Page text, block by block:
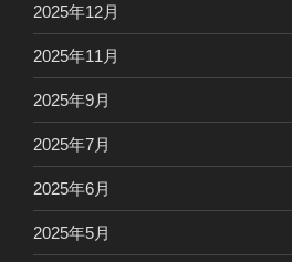
2025年12月
2025年11月
2025年9月
2025年7月
2025年6月
2025年5月